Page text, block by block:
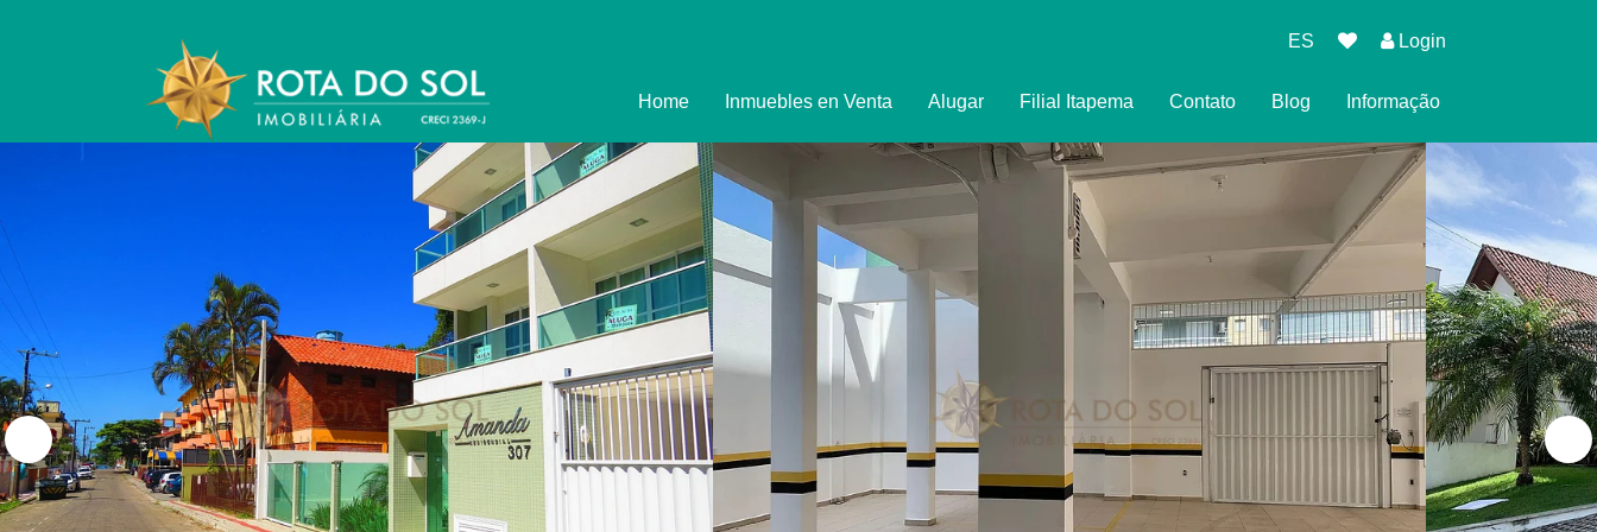
ES Login
Home Inmuebles en Venta Alugar
Imóveis
Formulário de Reserva
Política de Privacidade
Termo e Condições para Reservar
Filial Itapema Contato Blog Informação